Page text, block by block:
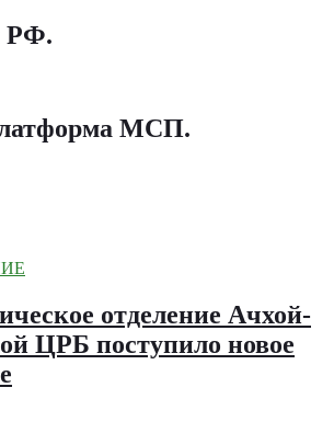
РФ.
МСП.
отделение Ачхой-
ЦРБ поступило новое